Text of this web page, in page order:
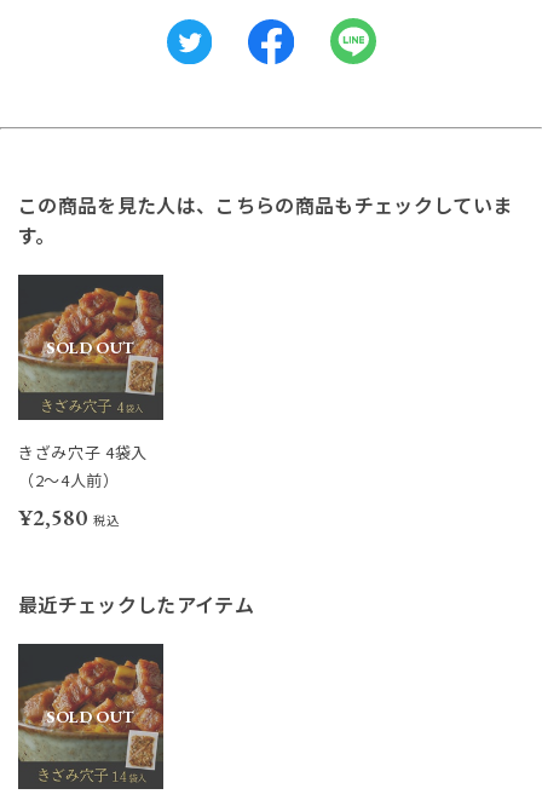
この商品を見た人は、こちらの商品もチェックしていま
す。
SOLD OUT
きざみ穴子 4袋入
（2～4人前）
¥2,580 税込
最近チェックしたアイテム
SOLD OUT